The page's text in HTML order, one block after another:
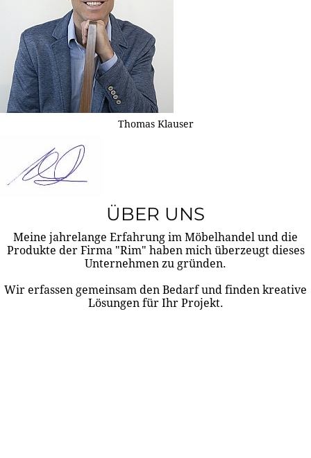
Thomas Klauser
ÜBER UNS
Meine jahrelange Erfahrung im Möbelhandel und die
Produkte der Firma "Rim" haben mich überzeugt dieses
Unternehmen zu gründen.
Wir erfassen gemeinsam den Bedarf und finden kreative
Lösungen für Ihr Projekt.